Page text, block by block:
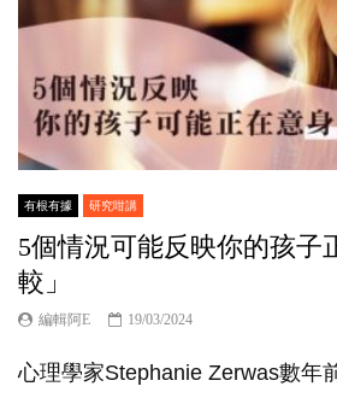
有根有據 研究咁講
5個情況可能反映你的孩子
較」
編輯阿E 19/03/2024
心理學家Stephanie Zerwas數年